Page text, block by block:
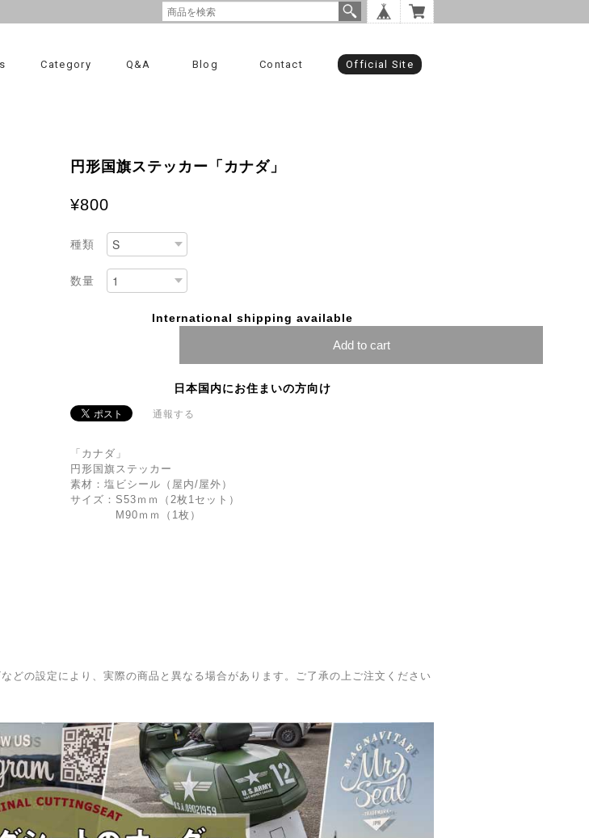
Category Q&A Blog Contact Official Site
円形国旗ステッカー「カナダ」
¥800
種類
数量
International shipping available
Add to cart
日本国内にお住まいの方向け
通報する
「カナダ」
円形国旗ステッカー
素材：塩ビシール（屋内/屋外）
サイズ：S53ｍｍ（2枚1セット）
M90ｍｍ（1枚）
どの設定により、実際の商品と異なる場合があります。ご了承の上ご注文ください